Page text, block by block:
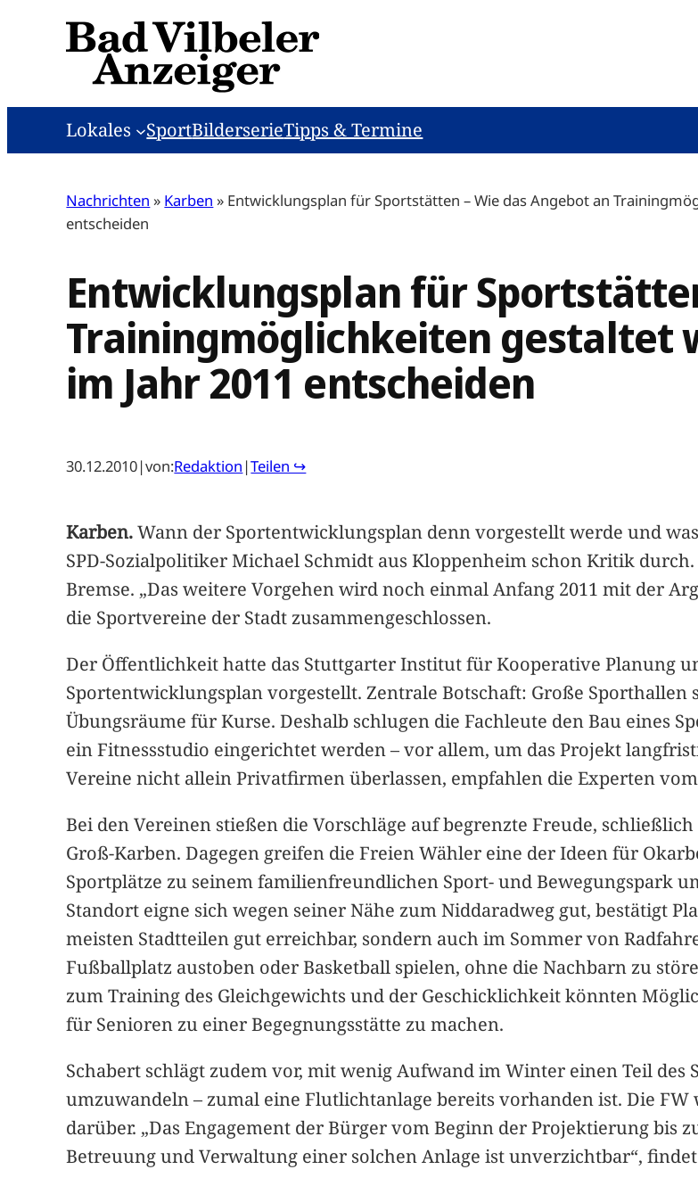
Lokales SportBilderserieTipps & Termine
Nachrichten » Karben » Entwicklungsplan für Sportstätten – Wie das Angebot an
entscheiden
Entwicklungsplan für
Trainingmöglichkeiten gestaltet
im Jahr 2011 entscheiden
30.12.2010|von:Redaktion |Teilen ↪
Karben.Wann der Sportentwicklungsplan denn vorgestellt werde und
SPD-Sozialpolitiker Michael Schmidt aus Kloppenheim schon Kritik
Bremse. „Das weitere Vorgehen wird noch einmal Anfang 2011 mit der
die Sportvereine der Stadt zusammengeschlossen.
Der Öffentlichkeit hatte das Stuttgarter Institut für Kooperative Planung
Sportentwicklungsplan vorgestellt. Zentrale Botschaft: Große
Übungsräume für Kurse. Deshalb schlugen die Fachleute den Bau eines
ein Fitnessstudio eingerichtet werden – vor allem, um das Projekt
Vereine nicht allein Privatfirmen überlassen, empfahlen die Experten vom
Bei den Vereinen stießen die Vorschläge auf begrenzte Freude,
Groß-Karben. Dagegen greifen die Freien Wähler eine der Ideen für
Sportplätze zu seinem familienfreundlichen Sport- und Bewegungspark
Standort eigne sich wegen seiner Nähe zum Niddaradweg gut, bestätigt
meisten Stadtteilen gut erreichbar, sondern auch im Sommer von
Fußballplatz austoben oder Basketball spielen, ohne die Nachbarn zu
zum Training des Gleichgewichts und der Geschicklichkeit könnten
für Senioren zu einer Begegnungsstätte zu machen.
Schabert schlägt zudem vor, mit wenig Aufwand im Winter einen Teil
umzuwandeln – zumal eine Flutlichtanlage bereits vorhanden ist. Die
darüber. „Das Engagement der Bürger vom Beginn der Projektierung bis
Betreuung und Verwaltung einer solchen Anlage ist unverzichtbar“,